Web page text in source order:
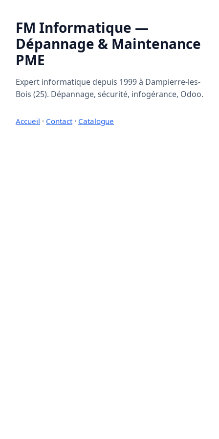
FM Informatique —
Dépannage & Maintenance
PME
Expert informatique depuis 1999 à Dampierre-les-
Bois (25). Dépannage, sécurité, infogérance, Odoo.
Accueil · Contact· Catalogue